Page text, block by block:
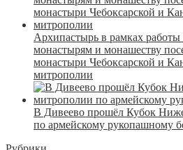
Архипастырь в рамках
монастырям и монашеству
монастыри Чебоксарской и
митрополии
В Дивеево прошёл Кубок
по армейскому рукопашному